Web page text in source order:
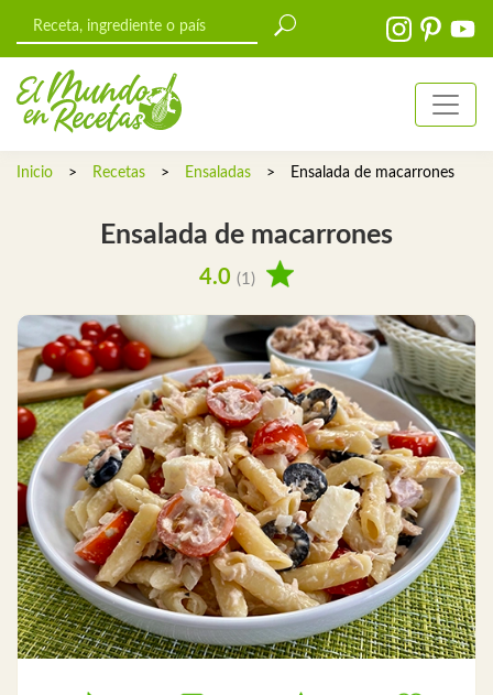
Inicio > Recetas > Ensaladas > Ensalada de macarrones
Ensalada de macarrones
4.0 (1)